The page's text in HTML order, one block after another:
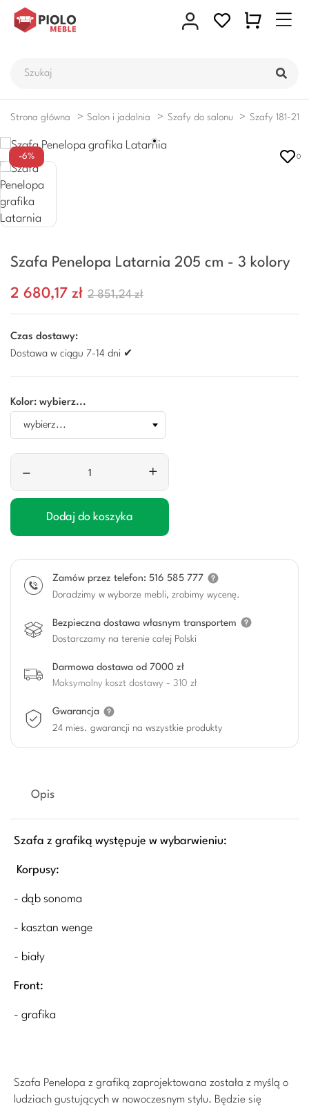
Strona główna Salon i jadalnia Szafy do salonu Szafy 181-210
-6% 0
Szafa Penelopa Latarnia 205 cm - 3 kolory
2 680,17 zł 2 851,24 zł
Czas dostawy:
Dostawa w ciągu 7-14 dni ✔
Kolor: wybierz...
– +
Dodaj do koszyka
Zamów przez telefon: 516 585 777
Doradzimy w wyborze mebli, zrobimy wycenę.
Bezpieczna dostawa własnym transportem
Dostarczamy na terenie całej Polski
Darmowa dostawa od 7000 zł
Maksymalny koszt dostawy - 310 zł
Gwarancja
24 mies. gwarancji na wszystkie produkty
Opis
Szafa z grafiką występuje w wybarwieniu:
Korpusy:
- dąb sonoma
- kasztan wenge
- biały
Front:
- grafika
Szafa Penelopa z grafiką zaprojektowana została z myślą o
ludziach gustujących w nowoczesnym stylu. Będzie się